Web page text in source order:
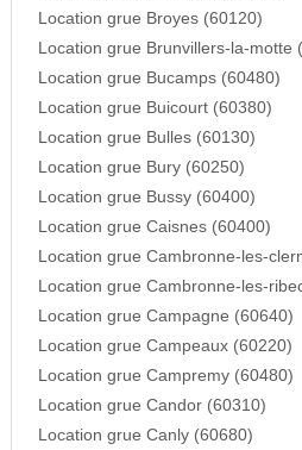
Location grue Broyes (60120)
Location grue Brunvillers-la-motte
Location grue Bucamps (60480)
Location grue Buicourt (60380)
Location grue Bulles (60130)
Location grue Bury (60250)
Location grue Bussy (60400)
Location grue Caisnes (60400)
Location grue Cambronne-les-
Location grue Cambronne-les-
Location grue Campagne (60640)
Location grue Campeaux (60220)
Location grue Campremy (60480)
Location grue Candor (60310)
Location grue Canly (60680)